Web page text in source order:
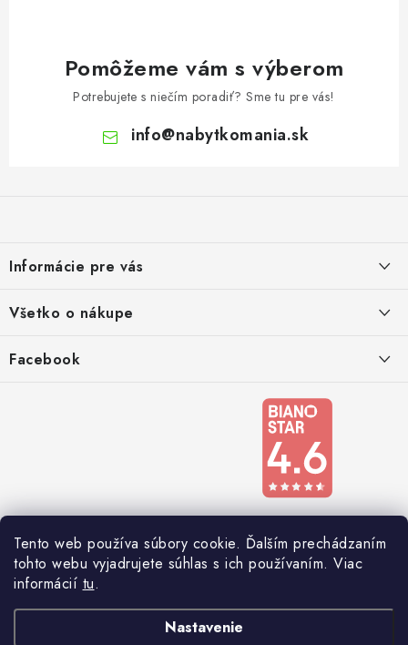
Tento web používa súbory cookie. Ďalším prechádzaním
tohto webu vyjadrujete súhlas s ich používaním. Viac
informácií tu.
Nastavenie
Pomôžeme vám s výberom
Potrebujete s niečím poradiť? Sme tu pre vás!
info@nabytkomania.sk
äInformácie pre vás
Registrace
Všetko o nákupe
Facebook